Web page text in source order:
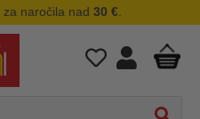
za naročila nad 30 €